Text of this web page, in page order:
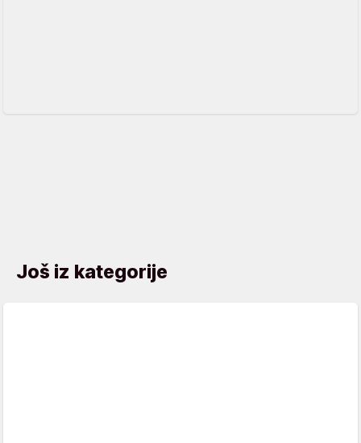
Još iz kategorije